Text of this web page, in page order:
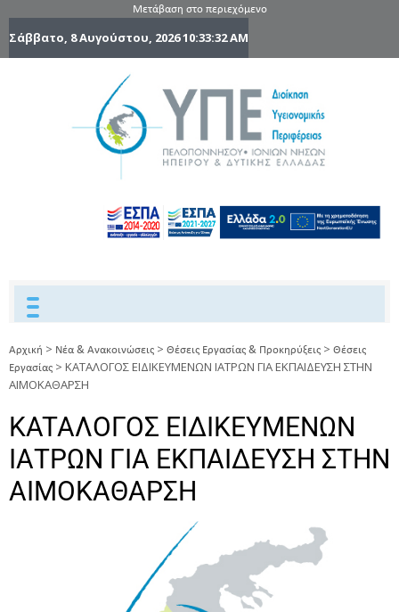
Μετάβαση στο περιεχόμενο
Σάββατο, 8 Αυγούστου, 202610:33:32 AM
Ηπείρου
Δυτικής
Ελλάδας
Αρχική > Νέα & Ανακοινώσεις > Θέσεις Εργασίας & Προκηρύξεις > Θέσεις
Εργασίας > KATAΛΟΓΟΣ ΕΙΔΙΚΕΥΜΕΝΩΝ ΙΑΤΡΩΝ ΓΙΑ ΕΚΠΑΙΔΕΥΣΗ ΣΤΗΝ
ΑΙΜΟΚΑΘΑΡΣΗ
KATAΛΟΓΟΣ ΕΙΔΙΚΕΥΜΕΝΩΝ
ΙΑΤΡΩΝ ΓΙΑ ΕΚΠΑΙΔΕΥΣΗ ΣΤΗΝ
ΑΙΜΟΚΑΘΑΡΣΗ